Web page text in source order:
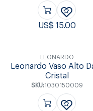
US$ 15.00
LEONARDO
Leonardo Vaso Alto
Cristal
SKU:1030150009